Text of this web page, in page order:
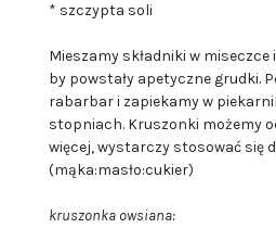
* szczypta soli
Mieszamy składniki w
by powstały apetyczne grudki.
rabarbar i zapiekamy w
stopniach. Kruszonki możemy
więcej, wystarczy stosować się
(mąka:masło:cukier)
kruszonka owsiana: